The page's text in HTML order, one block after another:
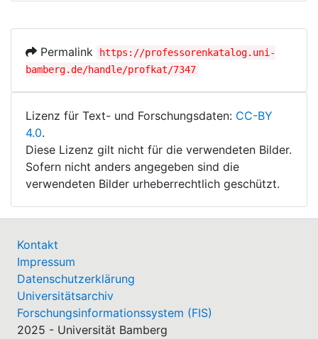
Permalink
https://professorenkatalog.uni-
bamberg.de/handle/profkat/7347
Lizenz für Text- und Forschungsdaten: CC-BY
4.0.
Diese Lizenz gilt nicht für die verwendeten Bilder.
Sofern nicht anders angegeben sind die
verwendeten Bilder urheberrechtlich geschützt.
Kontakt
Impressum
Datenschutzerklärung
Universitätsarchiv
Forschungsinformationssystem (FIS)
2025 - Universität Bamberg